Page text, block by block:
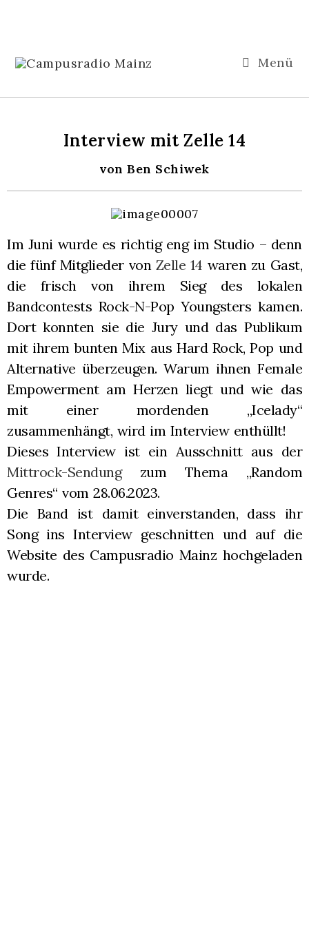
Menü
Interview mit Zelle 14
von Ben Schiwek
Im Juni wurde es richtig eng im Studio – denn
die fünf Mitglieder von Zelle 14 waren zu Gast,
die frisch von ihrem Sieg des lokalen
Bandcontests Rock-N-Pop Youngsters kamen.
Dort konnten sie die Jury und das Publikum
mit ihrem bunten Mix aus Hard Rock, Pop und
Alternative überzeugen. Warum ihnen Female
Empowerment am Herzen liegt und wie das
mit einer mordenden „Icelady“
zusammenhängt, wird im Interview enthüllt!
Dieses Interview ist ein Ausschnitt aus der
Mittrock-Sendungzum Thema „Random
Genres“ vom 28.06.2023.
Die Band ist damit einverstanden, dass ihr
Song ins Interview geschnitten und auf die
Website des Campusradio Mainz hochgeladen
wurde.